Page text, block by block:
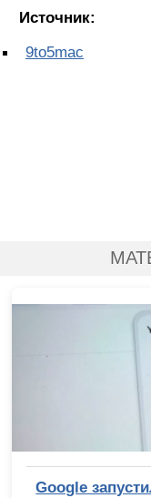
Источник:
9to5mac
Google